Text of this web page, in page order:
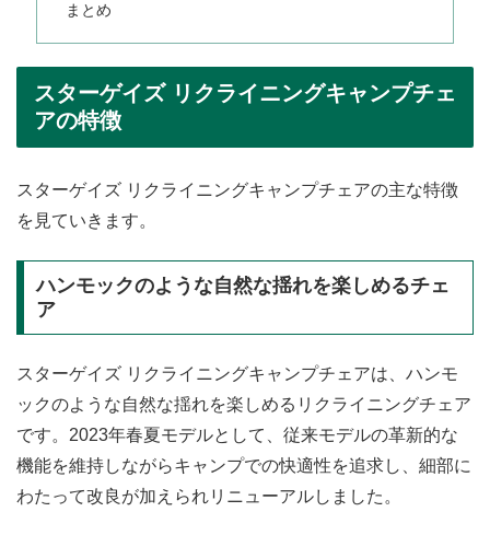
まとめ
スターゲイズ リクライニングキャンプチェ
アの特徴
スターゲイズ リクライニングキャンプチェアの主な特徴
を見ていきます。
ハンモックのような自然な揺れを楽しめるチェ
ア
スターゲイズ リクライニングキャンプチェアは、ハンモ
ックのような自然な揺れを楽しめるリクライニングチェア
です。2023年春夏モデルとして、従来モデルの革新的な
機能を維持しながらキャンプでの快適性を追求し、細部に
わたって改良が加えられリニューアルしました。